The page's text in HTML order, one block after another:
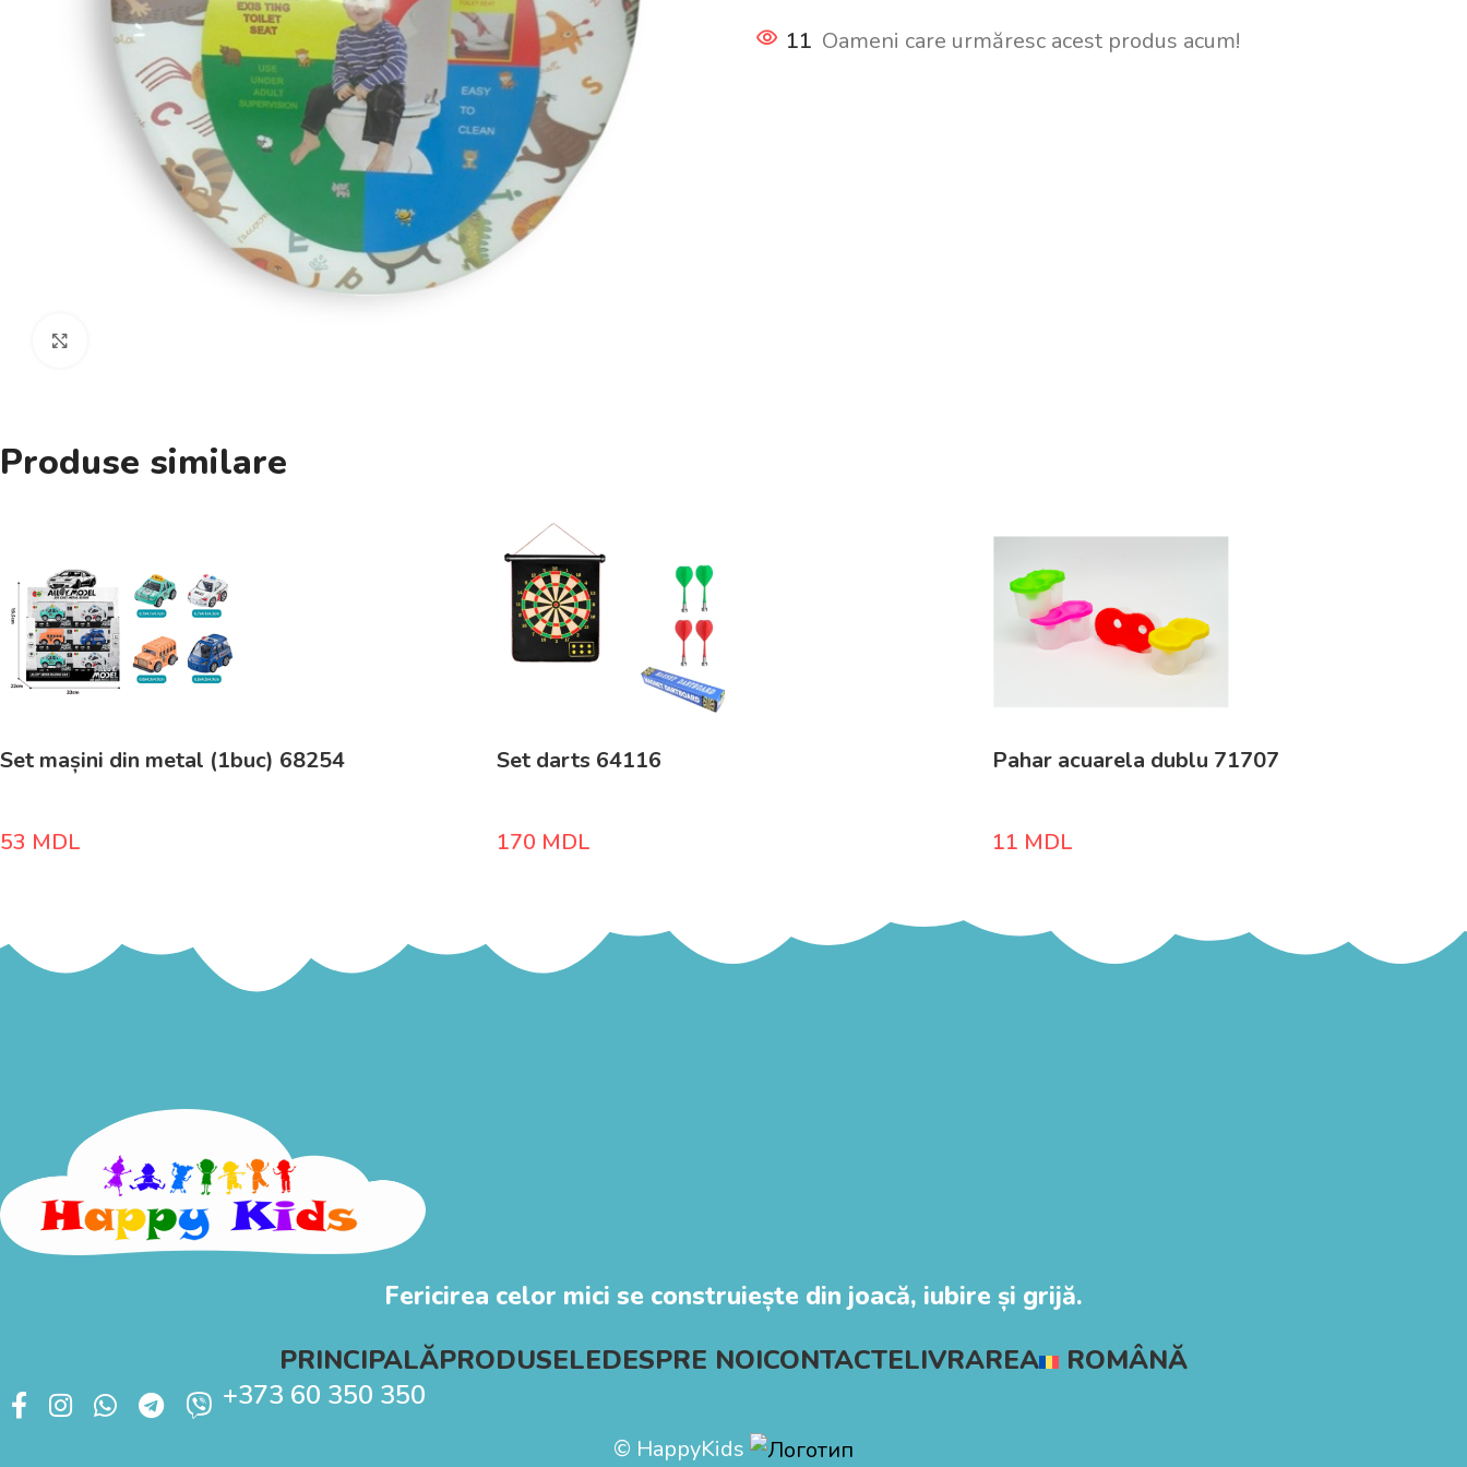
11 Oameni care urmăresc acest produs acum!
Produse similare
Set mașini din metal (1buc) 68254
53 MDL
Set darts 64116
170 MDL
Pahar acuarela dublu 71707
11 MDL
Fericirea celor mici se construiește din joacă, iubire și grijă.
PRINCIPALĂPRODUSELEDESPRE NOICONTACTELIVRAREA
ROMÂNĂ
+373 60 350 350
© HappyKids